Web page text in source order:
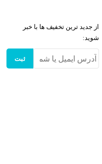
از جدید ترین تخفیف ها با خبر
شوید:
ثبت